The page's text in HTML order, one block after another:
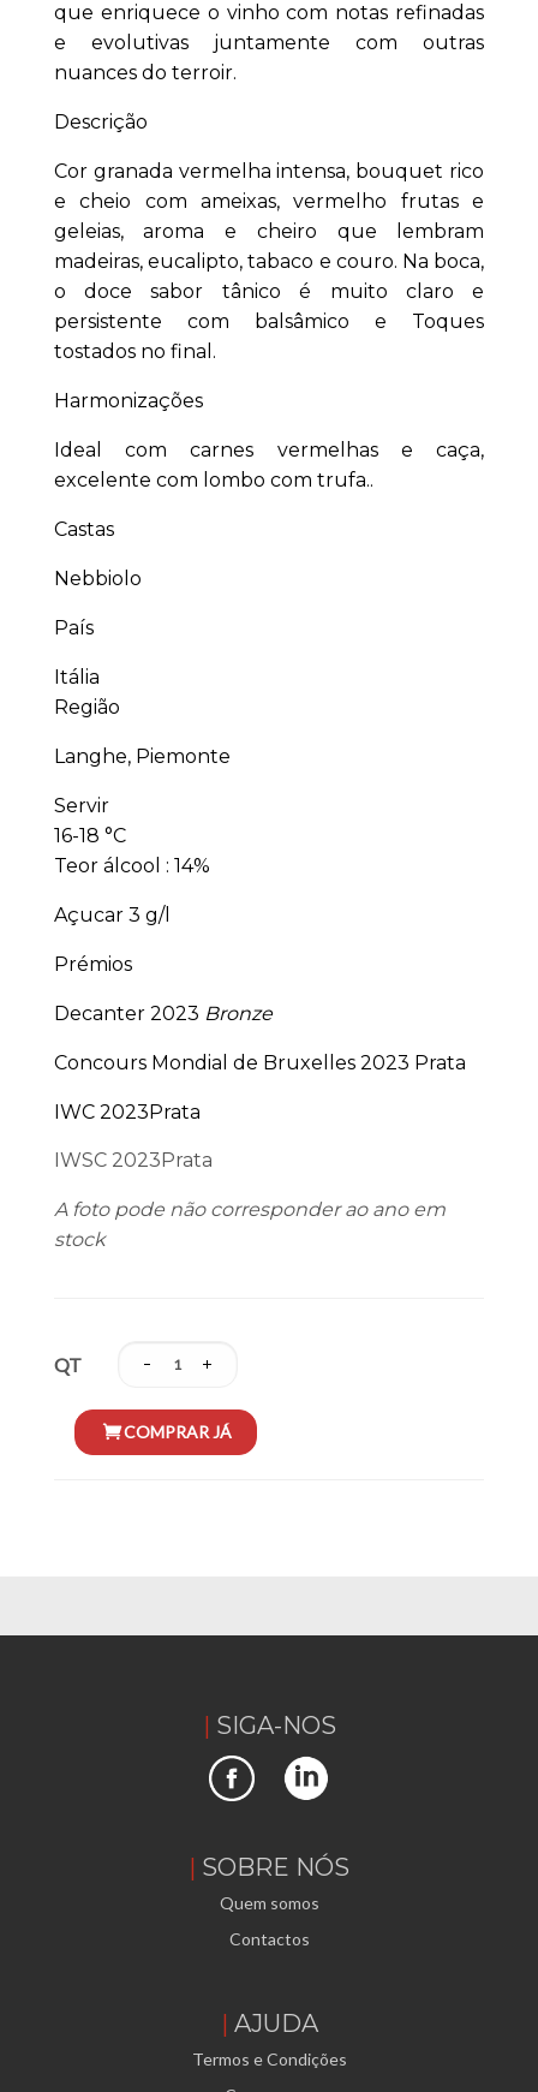
que enriquece o vinho com notas refinadas
e evolutivas juntamente com outras
nuances do terroir.
Descrição
Cor granada vermelha intensa, bouquet rico
e cheio com ameixas, vermelho frutas e
geleias, aroma e cheiro que lembram
madeiras, eucalipto, tabaco e couro. Na boca,
o doce sabor tânico é muito claro e
persistente com balsâmico e Toques
tostados no final.
Harmonizações
Ideal com carnes vermelhas e caça,
excelente com lombo com trufa..
Castas
Nebbiolo
País
Itália
Região
Langhe, Piemonte
Servir
16-18 °C
Teor álcool : 14%
Açucar 3 g/l
Prémios
Decanter 2023 Bronze
Concours Mondial de Bruxelles 2023 Prata
IWC 2023Prata
IWSC 2023Prata
A foto pode não corresponder ao ano em
stock
QT
SIGA-NOS
SOBRE NÓS
Quem somos
Contactos
AJUDA
Termos e Condições